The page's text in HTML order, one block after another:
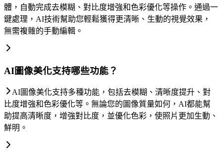
體，自動完成去模糊、對比度增強和色彩優化等操作。通過一
鍵處理，AI技術幫助您輕鬆獲得更清晰、生動的視覺效果，
無需複雜的手動編輯。
AI圖像美化支持哪些功能？
AI圖像美化支持多種功能，包括去模糊、清晰度提升、對
比度增強和色彩優化等。無論您的圖像質量如何，AI都能幫
助提高清晰度，增強對比度，並優化色彩，使照片更加生動、
鮮明。